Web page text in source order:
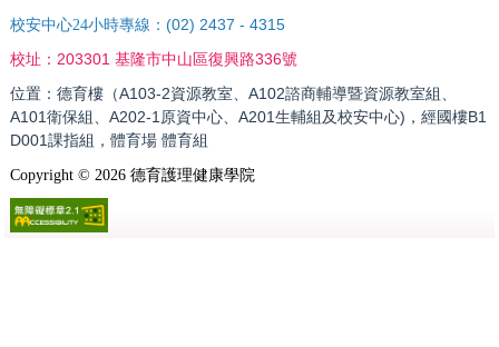
校安中心24小時專線： (02) 2437 - 4315
校址： 203301 基隆市中山區復興路336號
位置：德育樓（A103-2資源教室、A102諮商輔導暨資源教室組、
A101衛保組、A202-1原資中心、A201生輔組及校安中心)，經國樓B1
D001課指組，體育場 體育組
Copyright © 2026德育護理健康學院